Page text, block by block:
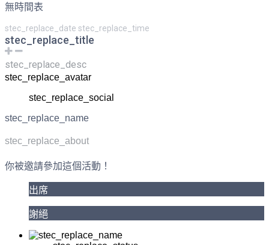
無時間表
stec_replace_date stec_replace_time
stec_replace_title
stec_replace_desc
stec_replace_avatar
stec_replace_social
stec_replace_name
stec_replace_about
你被邀請參加這個活動！
出席
謝絕